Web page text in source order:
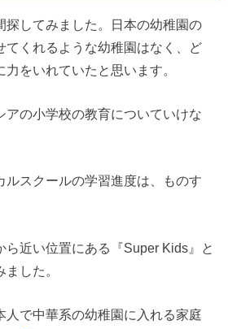
探してみました。日本の幼稚園の
てくれるような幼稚園はなく、ど
をいれていたと思います。
アの小学校の教育についていけな
ルスクールの学習進度は、ものす
ら近い位置にある『Super Kids』と
した。
人で中華系の幼稚園に入れる家庭